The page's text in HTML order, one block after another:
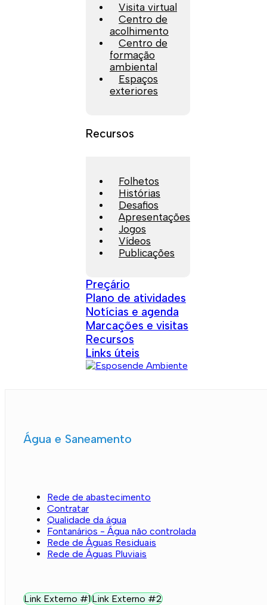
Visita virtual
Centro de
acolhimento
Centro de
formação
ambiental
Espaços
exteriores
Recursos
Folhetos
Histórias
Desafios
Apresentações
Jogos
Vídeos
Publicações
Preçário
Plano de atividades
Notícias e agenda
Marcações e visitas
Recursos
Links úteis
Água e Saneamento
Rede de abastecimento
Contratar
Qualidade da água
Fontanários - Água não controlada
Rede de Águas Residuais
Rede de Águas Pluviais
Link Externo #1Link Externo #2